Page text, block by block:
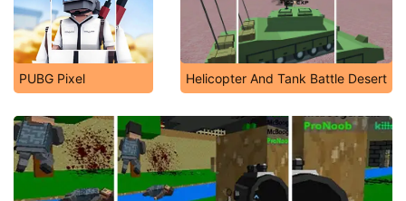
PUBG Pixel Helicopter And Tank Battle Desert